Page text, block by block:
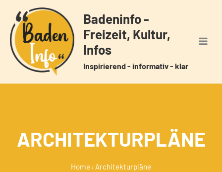
Inhalt
springen
Badeninfo -
Freizeit, Kultur,
Infos
Inspirierend - informativ - klar
ARCHITEKTURPLÄNE
Home / Architekturpläne